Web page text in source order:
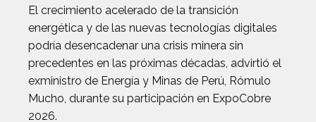
El crecimiento acelerado de la transición
energética y de las nuevas tecnologías digitales
podría desencadenar una crisis minera sin
precedentes en las próximas décadas, advirtió el
exministro de Energía y Minas de Perú, Rómulo
Mucho, durante su participación en ExpoCobre
2026.